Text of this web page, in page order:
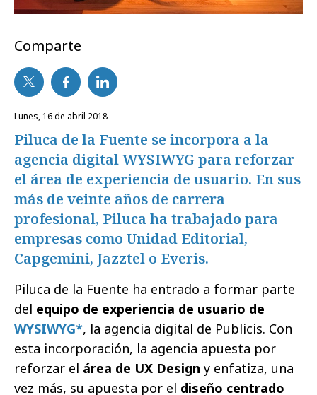
Comparte
lunes, 16 de abril 2018
Piluca de la Fuente se incorpora a la
agencia digital WYSIWYG para reforzar
el área de experiencia de usuario. En sus
más de veinte años de carrera
profesional, Piluca ha trabajado para
empresas como Unidad Editorial,
Capgemini, Jazztel o Everis.
Piluca de la Fuente ha entrado a formar parte
del equipo de experiencia de usuario de
WYSIWYG*, la agencia digital de Publicis. Con
esta incorporación, la agencia apuesta por
reforzar el área de UX Design y enfatiza, una
vez más, su apuesta por el diseño centrado